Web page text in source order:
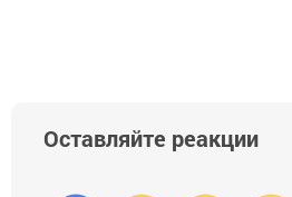
Оставляйте реакции